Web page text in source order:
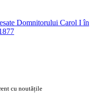
Domnitorului Carol I în
cu noutățile